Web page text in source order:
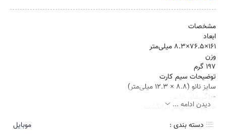
مشخصات
ابعاد
۱۶۱×۷۶.۵×۸.۳ میلی‌متر
وزن
۱۹۷ گرم
توضیحات سیم کارت
سایز نانو (۸.۸ × ۱۲.۳ میلی‌متر)
ویژگی‌های خاص
مجهز به حس‌گر اثرانگشت
تعداد سیم کارت
دیدن ادامه ...
دسته بندی :
موبایل